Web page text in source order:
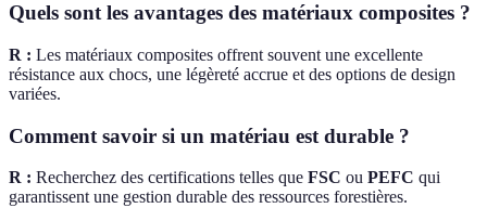
Quels sont les avantages des matériaux composites ?
R : Les matériaux composites offrent souvent une excellente
résistance aux chocs, une légèreté accrue et des options de design
variées.
Comment savoir si un matériau est durable ?
R : Recherchez des certifications telles que FSC ou PEFC qui
garantissent une gestion durable des ressources forestières.